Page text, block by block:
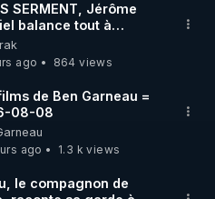
sur Internet ceci : «
spécialiste en
».
dans mon
:
:
SERMENT, Jérôme
balance tout à
!
ago
864 views
de Ben Garneau =
08-08
ago
1.3 k views
le compagnon de